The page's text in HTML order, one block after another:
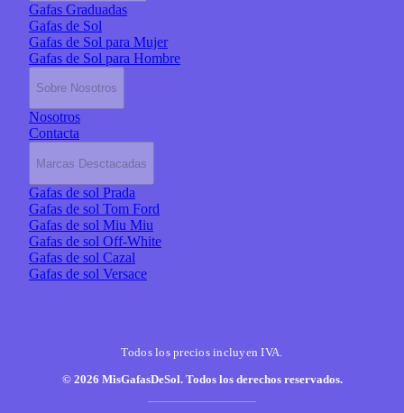
Gafas Graduadas
Gafas de Sol
Gafas de Sol para Mujer
Gafas de Sol para Hombre
Sobre Nosotros
Nosotros
Contacta
Marcas Desctacadas
Gafas de sol Prada
Gafas de sol Tom Ford
Gafas de sol Miu Miu
Gafas de sol Off-White
Gafas de sol Cazal
Gafas de sol Versace
Todos los precios incluyen IVA.
© 2026 MisGafasDeSol. Todos los derechos reservados.